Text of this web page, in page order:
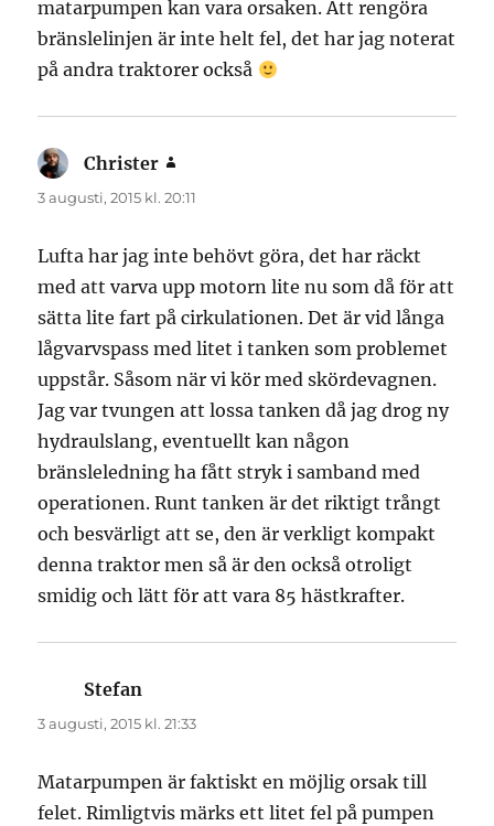
matarpumpen kan vara orsaken. Att rengöra
bränslelinjen är inte helt fel, det har jag noterat
på andra traktorer också
Christer
3 augusti, 2015 kl. 20:11
Lufta har jag inte behövt göra, det har räckt
med att varva upp motorn lite nu som då för att
sätta lite fart på cirkulationen. Det är vid långa
lågvarvspass med litet i tanken som problemet
uppstår. Såsom när vi kör med skördevagnen.
Jag var tvungen att lossa tanken då jag drog ny
hydraulslang, eventuellt kan någon
bränsleledning ha fått stryk i samband med
operationen. Runt tanken är det riktigt trångt
och besvärligt att se, den är verkligt kompakt
denna traktor men så är den också otroligt
smidig och lätt för att vara 85 hästkrafter.
Stefan
3 augusti, 2015 kl. 21:33
Matarpumpen är faktiskt en möjlig orsak till
felet. Rimligtvis märks ett litet fel på pumpen